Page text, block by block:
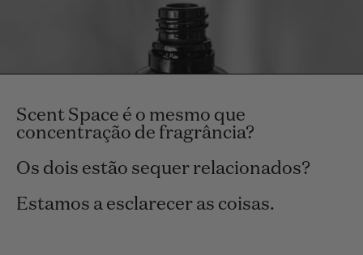
Scent Space é o mesmo que
concentração de fragrância?
Os dois estão sequer relacionados?
Estamos a esclarecer as coisas.